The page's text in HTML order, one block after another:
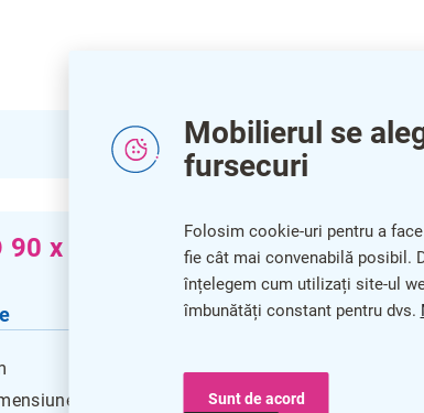
Mobilierul se
fursecuri
Folosim cookie-uri pentru a
fie cât mai convenabilă posibil.
înțelegem cum utilizați site-ul
îmbunătăți constant pentru dvs.
Sunt de acord
x 60 cm
de 86,6 x 56,6 cm